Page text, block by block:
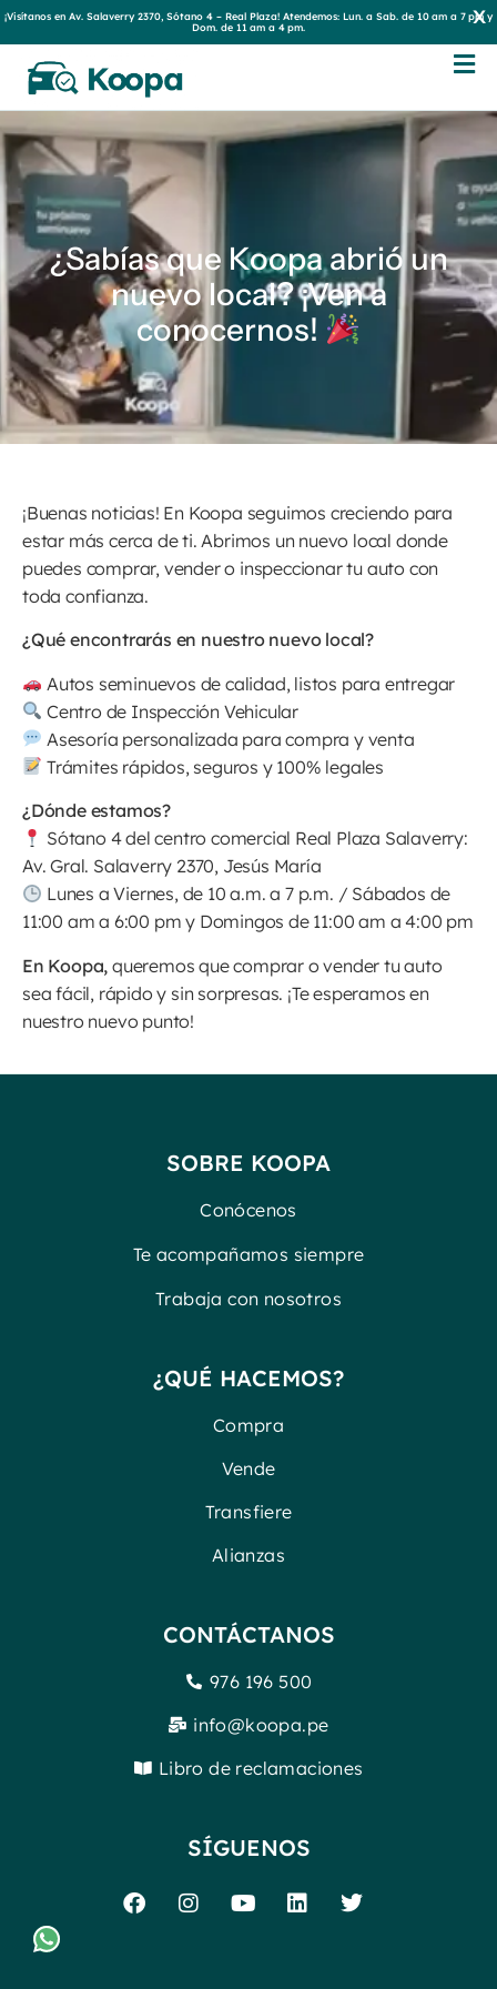
¡Visítanos en Av. Salaverry 2370, Sótano 4 – Real Plaza! Atendemos: Lun. a Sab. de 10 am a 7 pm y
Dom. de 11 am a 4 pm.
x
¿Sabías que Koopa abrió un
nuevo local? ¡Ven a
conocernos!
¡Buenas noticias! En Koopa seguimos creciendo para
estar más cerca de ti. Abrimos un nuevo local donde
puedes comprar, vender o inspeccionar tu auto con
toda confianza.
¿Qué encontrarás en nuestro nuevo local?
Autos seminuevos de calidad, listos para entregar
Centro de Inspección Vehicular
Asesoría personalizada para compra y venta
Trámites rápidos, seguros y 100% legales
¿Dónde estamos?
Sótano 4 del centro comercial Real Plaza Salaverry:
Av. Gral. Salaverry 2370, Jesús María
Lunes a Viernes, de 10 a.m. a 7 p.m. / Sábados de
11:00 am a 6:00 pm y Domingos de 11:00 am a 4:00 pm
En Koopa, queremos que comprar o vender tu auto
sea fácil, rápido y sin sorpresas. ¡Te esperamos en
nuestro nuevo punto!
SOBRE KOOPA
Conócenos
Te acompañamos siempre
Trabaja con nosotros
¿QUÉ HACEMOS?
Compra
Vende
Transfiere
Alianzas
CONTÁCTANOS
976 196 500
info@koopa.pe
Libro de reclamaciones
SÍGUENOS